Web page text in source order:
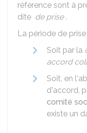
référence sont à
dite de prise.
La période de
Soit par la
accord
Soit, en
d'accord,
comité
existe un